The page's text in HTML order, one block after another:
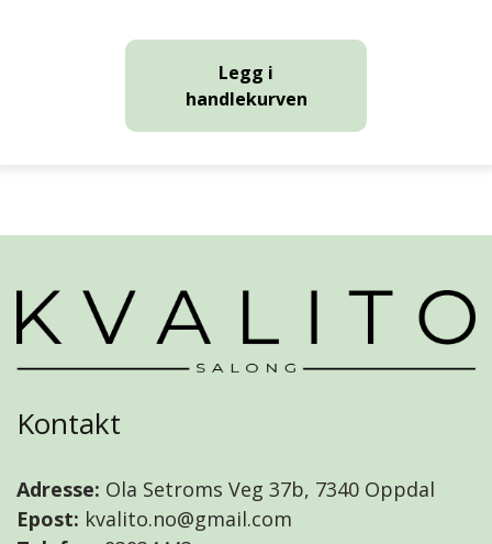
Legg i
handlekurven
Kontakt
Adresse: Ola Setroms Veg 37b, 7340 Oppdal
Epost: kvalito.no@gmail.com